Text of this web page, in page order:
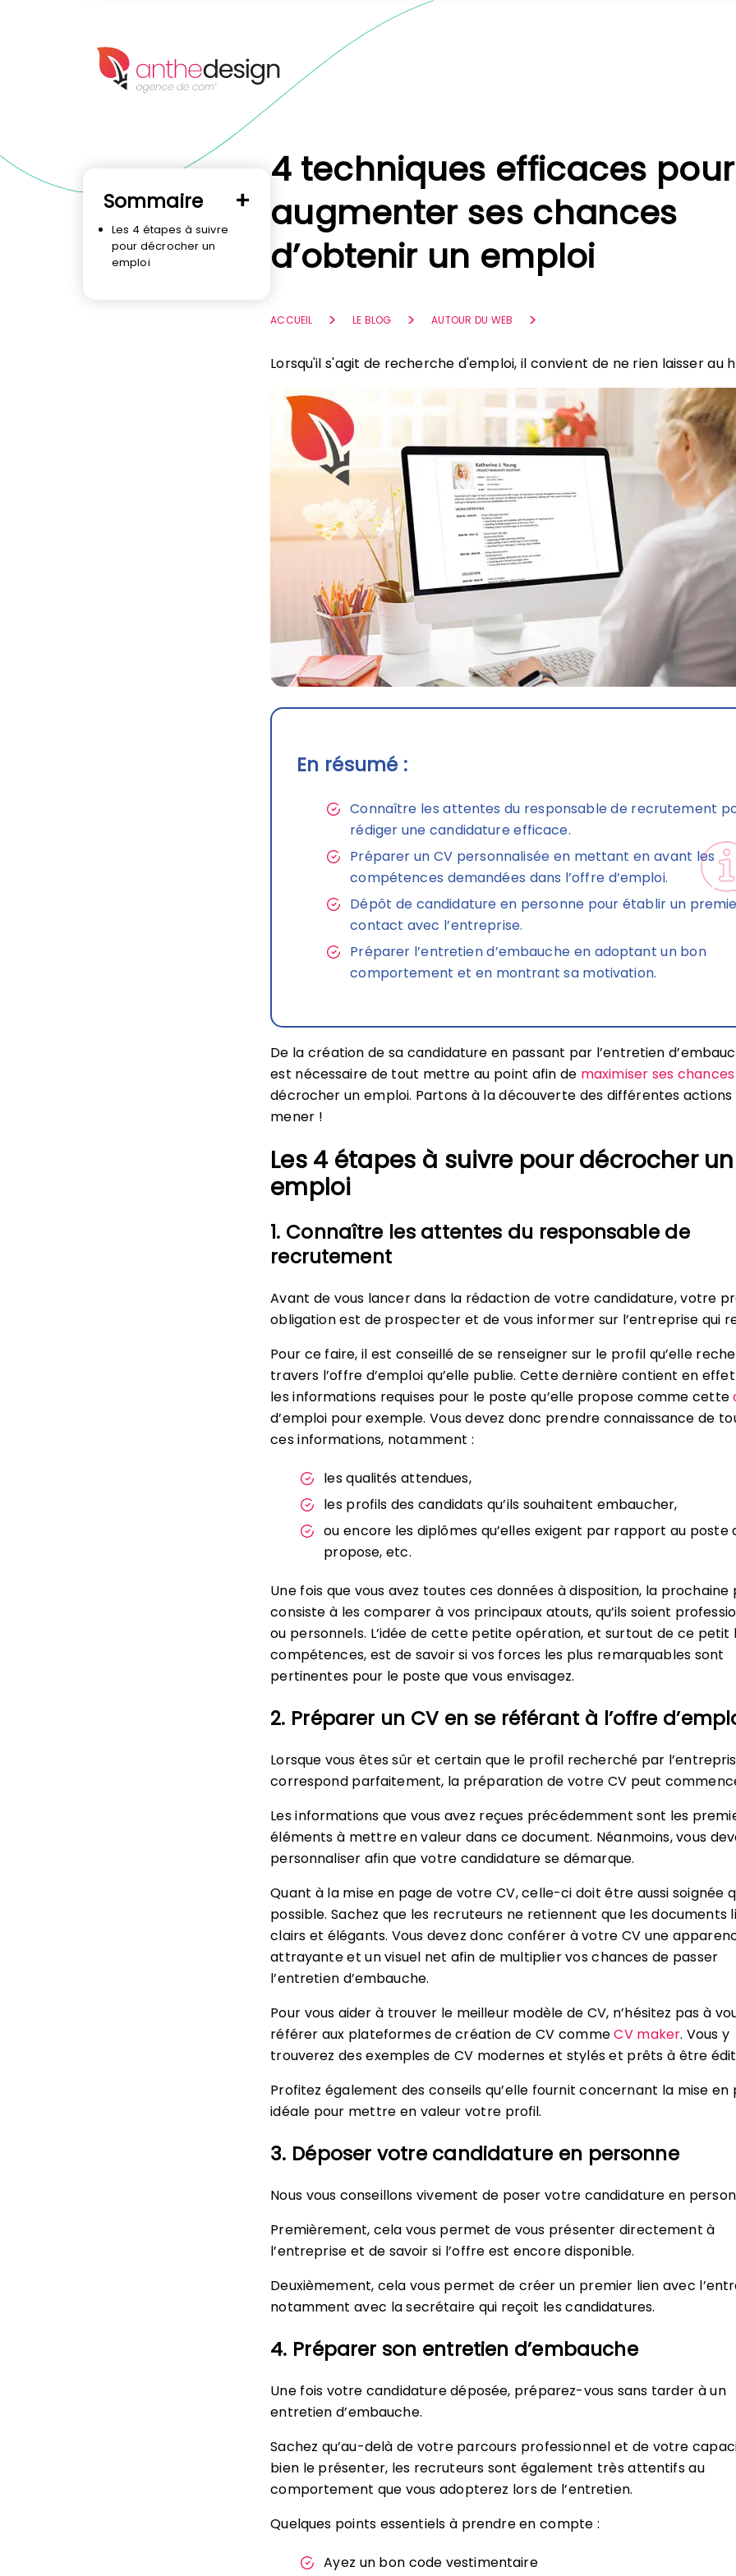
Sommaire
Les 4 étapes à suivre
pour décrocher un
emploi
4 techniques efficaces pour
augmenter ses chances
d’obtenir un emploi
ACCUEIL LE BLOG AUTOUR DU WEB
Lorsqu'il s'agit de recherche d'emploi, il convient de ne rien laisser au
En résumé :
Connaître les attentes du responsable de recrutement
rédiger une candidature efficace.
Préparer un CV personnalisée en mettant en avant les
compétences demandées dans l’offre d’emploi.
Dépôt de candidature en personne pour établir un
contact avec l’entreprise.
Préparer l’entretien d’embauche en adoptant un bon
comportement et en montrant sa motivation.
De la création de sa candidature en passant par l’entretien
est nécessaire de tout mettre au point afin de maximiser ses chances
décrocher un emploi. Partons à la découverte des différentes actions
mener !
Les 4 étapes à suivre pour décrocher un
emploi
1. Connaître les attentes du responsable de
recrutement
Avant de vous lancer dans la rédaction de votre candidature, votre
obligation est de prospecter et de vous informer sur l’entreprise qui
Pour ce faire, il est conseillé de se renseigner sur le profil qu’elle
travers l’offre d’emploi qu’elle publie. Cette dernière contient en
les informations requises pour le poste qu’elle propose comme cette
d’emploi pour exemple. Vous devez donc prendre connaissance de
ces informations, notamment :
les qualités attendues,
les profils des candidats qu’ils souhaitent embaucher,
ou encore les diplômes qu’elles exigent par rapport au poste
propose, etc.
Une fois que vous avez toutes ces données à disposition, la prochaine
consiste à les comparer à vos principaux atouts, qu’ils soient
ou personnels. L’idée de cette petite opération, et surtout de ce petit
compétences, est de savoir si vos forces les plus remarquables sont
pertinentes pour le poste que vous envisagez.
2. Préparer un CV en se référant à l’offre
Lorsque vous êtes sûr et certain que le profil recherché par
correspond parfaitement, la préparation de votre CV peut
Les informations que vous avez reçues précédemment sont les
éléments à mettre en valeur dans ce document. Néanmoins, vous
personnaliser afin que votre candidature se démarque.
Quant à la mise en page de votre CV, celle-ci doit être aussi soignée
possible. Sachez que les recruteurs ne retiennent que les documents
clairs et élégants. Vous devez donc conférer à votre CV une
attrayante et un visuel net afin de multiplier vos chances de passer
l’entretien d’embauche.
Pour vous aider à trouver le meilleur modèle de CV, n’hésitez pas à
référer aux plateformes de création de CV commeCV maker. Vous y
trouverez des exemples de CV modernes et stylés et prêts à être
Profitez également des conseils qu’elle fournit concernant la mise en
idéale pour mettre en valeur votre profil.
3. Déposer votre candidature en personne
Nous vous conseillons vivement de poser votre candidature en
Premièrement, cela vous permet de vous présenter directement à
l’entreprise et de savoir si l’offre est encore disponible.
Deuxièmement, cela vous permet de créer un premier lien avec
notamment avec la secrétaire qui reçoit les candidatures.
4. Préparer son entretien d’embauche
Une fois votre candidature déposée, préparez-vous sans tarder à un
entretien d’embauche.
Sachez qu’au-delà de votre parcours professionnel et de votre
bien le présenter, les recruteurs sont également très attentifs au
comportement que vous adopterez lors de l’entretien.
Quelques points essentiels à prendre en compte :
Ayez un bon code vestimentaire